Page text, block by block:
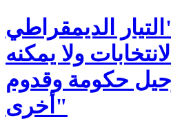
الديمقراطي
ولا يمكنه
حكومة وقدوم
أخرى"